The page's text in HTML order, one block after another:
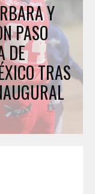
Y
PASO
DE
TRAS